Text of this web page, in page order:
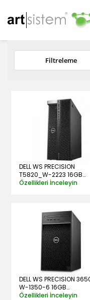
Filtreleme
DELL WS PRECISION
T5820_W-2223 16GB
256SSD W10PRO
Özellikleri İnceleyin
DELL WS PRECISION
W-1350-6 16GB
256SSD+1TB 5GB P2000
Özellikleri İnceleyin